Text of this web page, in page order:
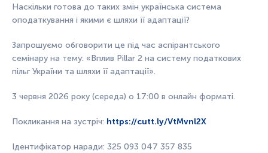
Наскільки готова до таких змін українська система
оподаткування і якими є шляхи її адаптації?
Запрошуємо обговорити це під час аспірантського
семінару на тему: «Вплив Pillar 2 на систему податкових
пільг України та шляхи її адаптації».
3 червня 2026 року (середа) о 17:00 в онлайн форматі.
Покликання на зустріч: https://cutt.ly/VtMvnl2X
Ідентифікатор наради: 325 093 047 357 835